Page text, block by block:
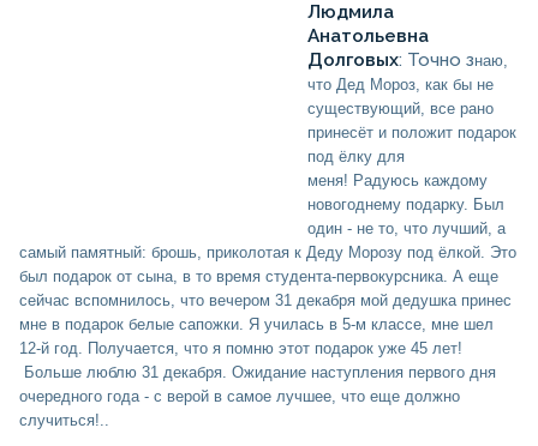
Людмила
Анатольевна
Долговых: Точно знаю,
что Дед Мороз, как бы не
существующий, все рано
принесёт и положит подарок
под ёлку для
меня! Радуюсь каждому
новогоднему подарку. Был
один - не то, что лучший, а
самый памятный: брошь, приколотая к Деду Морозу под ёлкой. Это
был подарок от сына, в то время студента-первокурсника. А еще
сейчас вспомнилось, что вечером 31 декабря мой дедушка принес
мне в подарок белые сапожки. Я училась в 5-м классе, мне шел
12-й год. Получается, что я помню этот подарок уже 45 лет!
Больше люблю 31 декабря. Ожидание наступления первого дня
очередного года - с верой в самое лучшее, что еще должно
случиться!..